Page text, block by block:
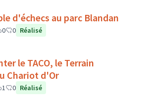
d'échecs au parc Blandan
0 0 Réalisé
le TACO, le Terrain
Chariot d'Or
1 0 Réalisé